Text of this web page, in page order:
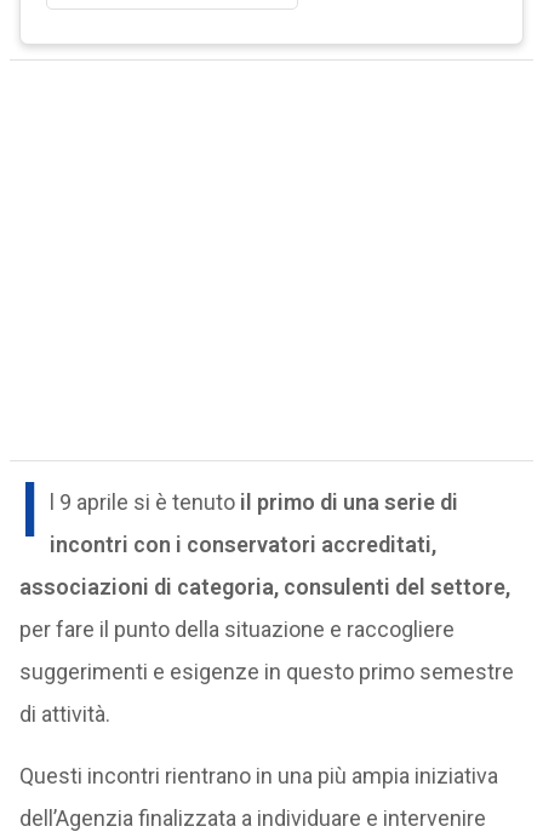
I l 9 aprile si è tenuto il primo di una serie di
incontri con i conservatori accreditati,
associazioni di categoria, consulenti del settore,
per fare il punto della situazione e raccogliere
suggerimenti e esigenze in questo primo semestre
di attività.
Questi incontri rientrano in una più ampia iniziativa
dell’Agenzia finalizzata a individuare e intervenire